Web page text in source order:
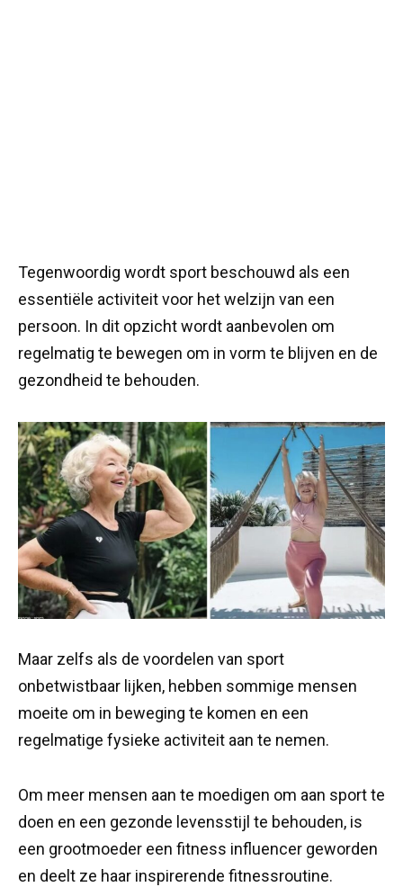
Tegenwoordig wordt sport beschouwd als een
essentiële activiteit voor het welzijn van een
persoon. In dit opzicht wordt aanbevolen om
regelmatig te bewegen om in vorm te blijven en de
gezondheid te behouden.
Maar zelfs als de voordelen van sport
onbetwistbaar lijken, hebben sommige mensen
moeite om in beweging te komen en een
regelmatige fysieke activiteit aan te nemen.
Om meer mensen aan te moedigen om aan sport te
doen en een gezonde levensstijl te behouden, is
een grootmoeder een fitness influencer geworden
en deelt ze haar inspirerende fitnessroutine.